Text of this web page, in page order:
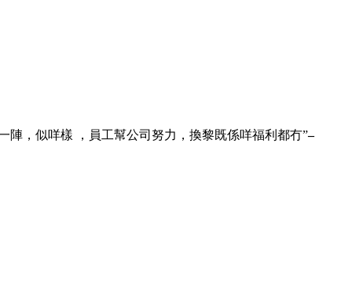
陣，似咩樣 ，員工幫公司努力，換黎既係咩福利都冇”–